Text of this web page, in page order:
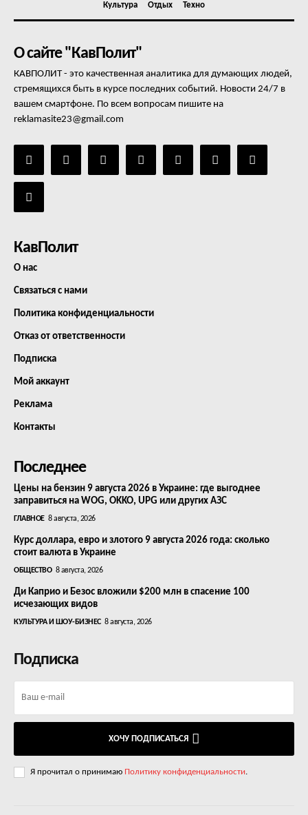
Культура
Отдых Техно
О сайте "КавПолит"
КАВПОЛИТ - это качественная аналитика для думающих людей,
стремящихся быть в курсе последних событий. Новости 24/7 в
вашем смартфоне. По всем вопросам пишите на
reklamasite23@gmail.com
КавПолит
О нас
Связаться с нами
Политика конфиденциальности
Отказ от ответственности
Подписка
Мой аккаунт
Реклама
Контакты
Последнее
Цены на бензин 9 августа 2026 в Украине: где выгоднее
заправиться на WOG, OKKO, UPG или других АЗС
ГЛАВНОЕ 8 августа, 2026
Курс доллара, евро и злотого 9 августа 2026 года: сколько
стоит валюта в Украине
ОБЩЕСТВО 8 августа, 2026
Ди Каприо и Безос вложили $200 млн в спасение 100
исчезающих видов
КУЛЬТУРА И ШОУ-БИЗНЕС 8 августа, 2026
Подписка
ХОЧУ ПОДПИСАТЬСЯ
Я прочитал о принимаю Политику конфиденциальности.